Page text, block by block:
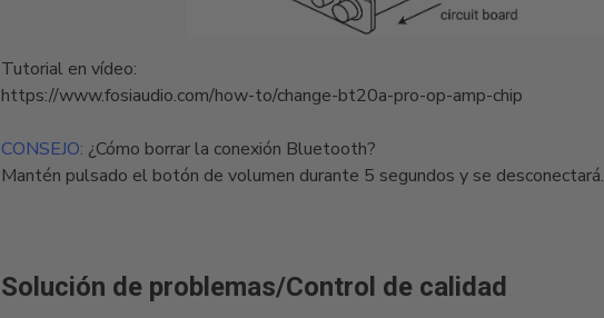
Tutorial en vídeo:
https://www.fosiaudio.com/how-to/change-bt20a-pro-op-amp-chip
CONSEJO: ¿Cómo borrar la conexión Bluetooth?
Mantén pulsado el botón de volumen durante 5 segundos y se desconectará.
Solución de problemas/Control de calidad